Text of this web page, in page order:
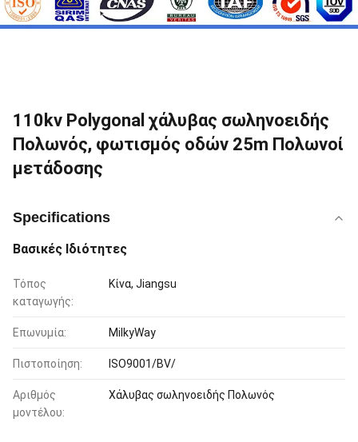
110kv Polygonal χάλυβας σωληνοειδής
Πολωνός, φωτισμός οδών 25m Πολωνοί
μετάδοσης
Specifications
Βασικές Ιδιότητες
Τόπος
καταγωγής:
Κίνα, Jiangsu
Επωνυμία: MilkyWay
Πιστοποίηση: ISO9001/BV/
Αριθμός
μοντέλου:
Χάλυβας σωληνοειδής Πολωνός